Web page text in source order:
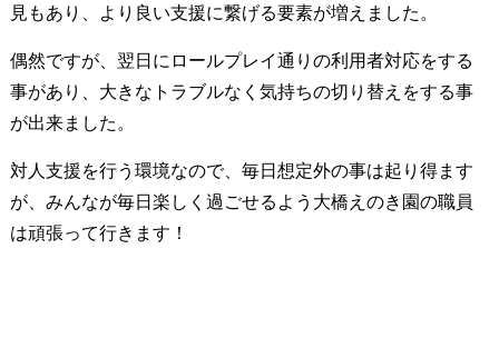
見もあり、より良い支援に繋げる要素が増えました。
偶然ですが、翌日にロールプレイ通りの利用者対応をする
事があり、大きなトラブルなく気持ちの切り替えをする事
が出来ました。
対人支援を行う環境なので、毎日想定外の事は起り得ます
が、みんなが毎日楽しく過ごせるよう大橋えのき園の職員
は頑張って行きます！